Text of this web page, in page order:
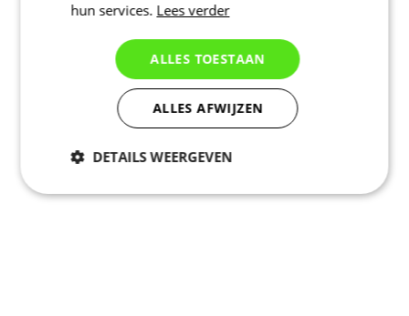
hun services. Lees verder
ALLES TOESTAAN
ALLES AFWIJZEN
DETAILS WEERGEVEN
Noodzakelijk Statistieken